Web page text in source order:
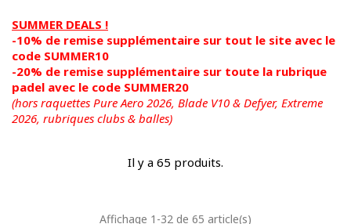
SUMMER DEALS !
-10% de remise supplémentaire sur tout le site avec le
code SUMMER10
-20% de remise supplémentaire sur toute la rubrique
padel avec le code SUMMER20
(hors raquettes Pure Aero 2026, Blade V10 & Defyer, Extreme
2026, rubriques clubs & balles)
Il y a 65 produits.
Affichage 1-32 de 65 article(s)